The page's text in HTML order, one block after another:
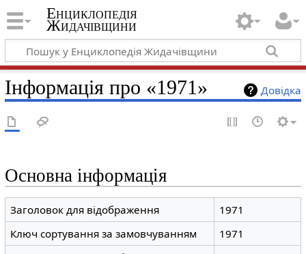
Енциклопедія
Жидачівщини
Довідка
Інформація про «1971»
Основна інформація
Заголовок для відображення
1971
Ключ сортування за замовчуванням
1971